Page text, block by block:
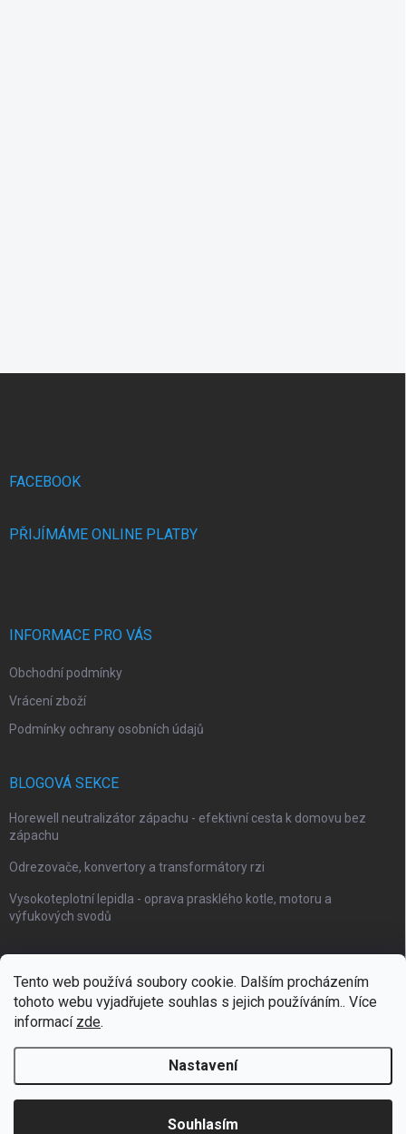
Tento web používá soubory cookie. Dalším procházením
tohoto webu vyjadřujete souhlas s jejich používáním.. Více
informací zde.
Nastavení
Souhlasím
FACEBOOK
PŘIJÍMÁME ONLINE PLATBY
INFORMACE PRO VÁS
Obchodní podmínky
Vrácení zboží
Podmínky ochrany osobních údajů
BLOGOVÁ SEKCE
Horewell neutralizátor zápachu - efektivní cesta k domovu bez
zápachu
Odrezovače, konvertory a transformátory rzi
Vysokoteplotní lepidla - oprava prasklého kotle, motoru a
výfukových svodů
Webové stránky Impaguard Naše autokosmetika Impashield
Impanano . Všechna práva vyhrazena.